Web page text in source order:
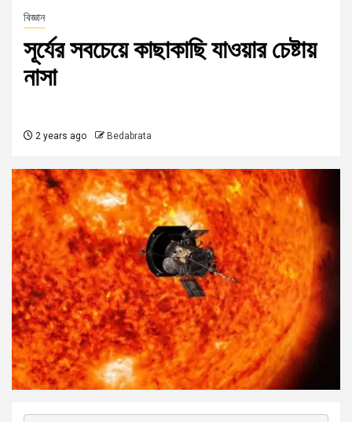
বিজ্ঞান
সূর্যের সবচেয়ে কাছাকাছি যাওয়ার চেষ্টায়
নাসা
2 years ago Bedabrata